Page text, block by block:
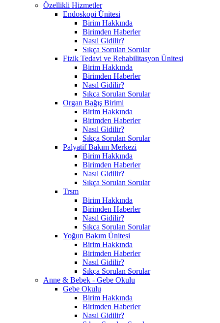
Özellikli Hizmetler
Endoskopi Ünitesi
Birim Hakkında
Birimden Haberler
Nasıl Gidilir?
Sıkça Sorulan Sorular
Fizik Tedavi ve Rehabilitasyon Ünitesi
Birim Hakkında
Birimden Haberler
Nasıl Gidilir?
Sıkça Sorulan Sorular
Organ Bağış Birimi
Birim Hakkında
Birimden Haberler
Nasıl Gidilir?
Sıkça Sorulan Sorular
Palyatif Bakım Merkezi
Birim Hakkında
Birimden Haberler
Nasıl Gidilir?
Sıkça Sorulan Sorular
Trsm
Birim Hakkında
Birimden Haberler
Nasıl Gidilir?
Sıkça Sorulan Sorular
Yoğun Bakım Ünitesi
Birim Hakkında
Birimden Haberler
Nasıl Gidilir?
Sıkça Sorulan Sorular
Anne & Bebek - Gebe Okulu
Gebe Okulu
Birim Hakkında
Birimden Haberler
Nasıl Gidilir?